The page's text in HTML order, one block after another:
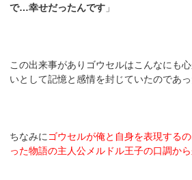
で…幸せだったんです 」
この出来事がありゴウセルはこんなにも
いとして記憶と感情を封じていたのであっ
ちなみにゴウセルが俺と自身を表現する
った物語の主人公メルドル王子の口調か